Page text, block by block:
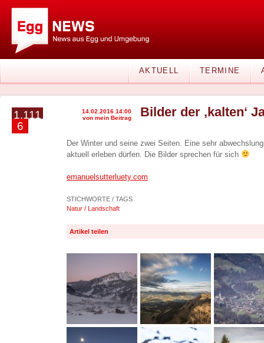
AKTUELL TERMINE
1.111
6
14.02.2016 14:00
von mein Beitrag
Bilder der ‚kalten‘
Der Winter und seine zwei Seiten. Eine sehr
aktuell erleben dürfen. Die Bilder sprechen für sich
emanuelsutterluety.com
STICHWORTE / TAGS
Natur / Landschaft
Artikel teilen